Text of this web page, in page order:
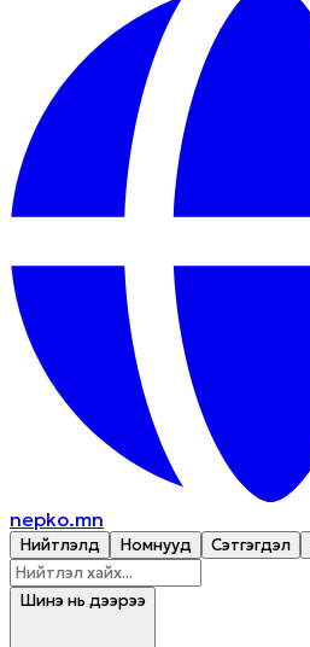
nepko.mn
Нийтлэлүүд Номнууд Сэтгэгдэл
Шинэ нь дээрээ